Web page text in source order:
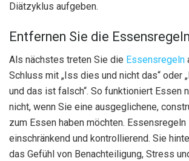
Diätzyklus aufgeben.
Entfernen Sie die Essensregeln
Als nächstes treten Sie die Essensregeln
Schluss mit „Iss dies und nicht das“ oder
und das ist falsch“. So funktioniert Essen
nicht, wenn Sie eine ausgeglichene,
zum Essen haben möchten. Essensregeln
einschränkend und kontrollierend. Sie
das Gefühl von Benachteiligung, Stress